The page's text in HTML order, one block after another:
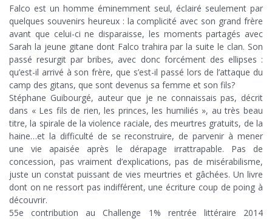
Falco est un homme éminemment seul, éclairé seulement par
quelques souvenirs heureux : la complicité avec son grand frère
avant que celui-ci ne disparaisse, les moments partagés avec
Sarah la jeune gitane dont Falco trahira par la suite le clan. Son
passé resurgit par bribes, avec donc forcément des ellipses :
qu’est-il arrivé à son frère, que s’est-il passé lors de l’attaque du
camp des gitans, que sont devenus sa femme et son fils?
Stéphane Guibourgé, auteur que je ne connaissais pas, décrit
dans « Les fils de rien, les princes, les humiliés », au très beau
titre, la spirale de la violence raciale, des meurtres gratuits, de la
haine…et la difficulté de se reconstruire, de parvenir à mener
une vie apaisée après le dérapage irrattrapable. Pas de
concession, pas vraiment d’explications, pas de misérabilisme,
juste un constat puissant de vies meurtries et gâchées. Un livre
dont on ne ressort pas indifférent, une écriture coup de poing à
découvrir.
55e contribution au Challenge 1% rentrée littéraire 2014